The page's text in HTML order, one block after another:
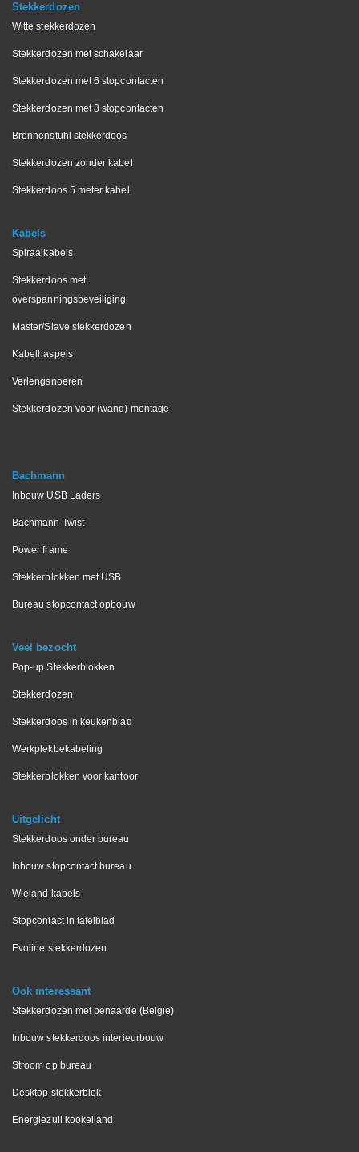
Stekkerdozen
Witte stekkerdozen
Stekkerdozen met schakelaar
Stekkerdozen met 6 stopcontacten
Stekkerdozen met 8 stopcontacten
Brennenstuhl stekkerdoos
Stekkerdozen zonder kabel
Stekkerdoos 5 meter kabel
Kabels
Spiraalkabels
Stekkerdoos met
overspanningsbeveiliging
Master/Slave stekkerdozen
Kabelhaspels
Verlengsnoeren
Stekkerdozen voor (wand) montage
Bachmann
Inbouw USB Laders
Bachmann Twist
Power frame
Stekkerblokken met USB
Bureau stopcontact opbouw
Veel bezocht
Pop-up Stekkerblokken
Stekkerdozen
Stekkerdoos in keukenblad
Werkplekbekabeling
Stekkerblokken voor kantoor
Uitgelicht
Stekkerdoos onder bureau
Inbouw stopcontact bureau
Wieland kabels
Stopcontact in tafelblad
Evoline stekkerdozen
Ook interessant
Stekkerdozen met penaarde (België)
Inbouw stekkerdoos interieurbouw
Stroom op bureau
Desktop stekkerblok
Energiezuil kookeiland